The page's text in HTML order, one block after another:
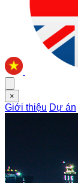
×
Giới thiệu Dự án